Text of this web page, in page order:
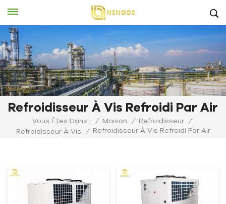
Refroidisseur À Vis Refroidi Par Air
Vous Êtes Dans : / Maison / Refroidisseur /
Refroidisseur À Vis
/ Refroidisseur À Vis Refroidi Par Air